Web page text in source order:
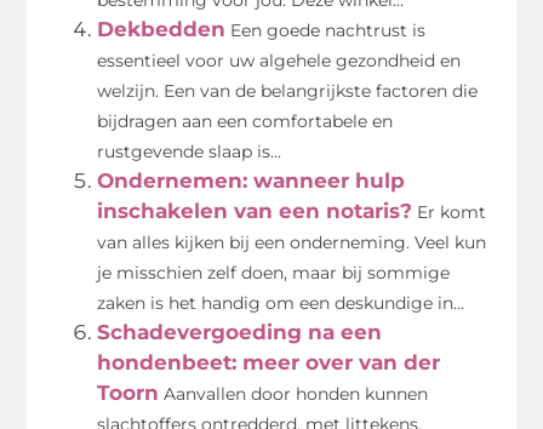
Dekbedden Een goede nachtrust is
essentieel voor uw algehele gezondheid en
welzijn. Een van de belangrijkste factoren die
bijdragen aan een comfortabele en
rustgevende slaap is...
Ondernemen: wanneer hulp
inschakelen van een notaris? Er komt
van alles kijken bij een onderneming. Veel kun
je misschien zelf doen, maar bij sommige
zaken is het handig om een deskundige in...
Schadevergoeding na een
hondenbeet: meer over van der
Toorn Aanvallen door honden kunnen
slachtoffers ontredderd, met littekens,